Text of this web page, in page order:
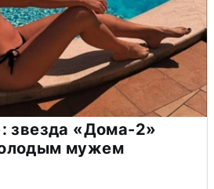
звезда «Дома-2»
мужем